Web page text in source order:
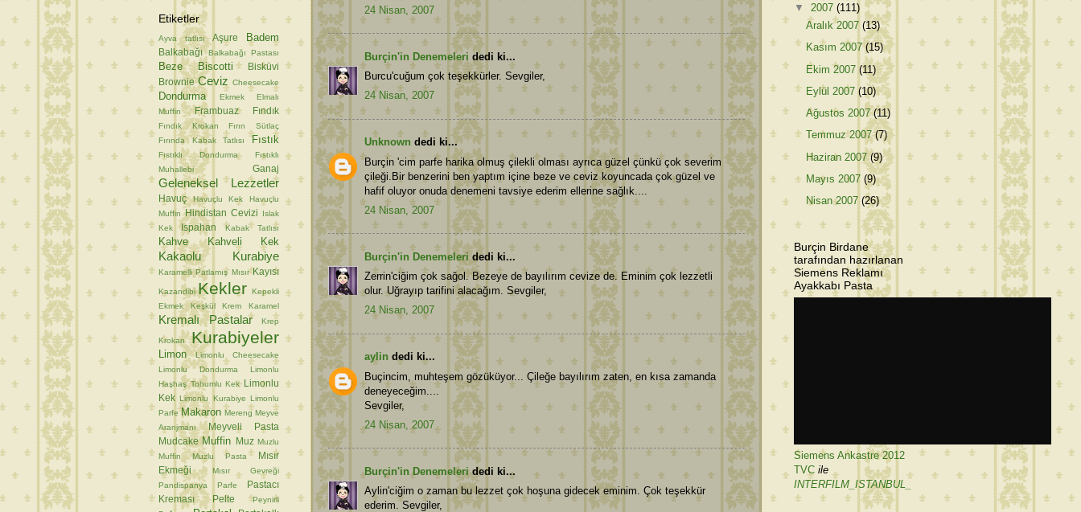
24 Nisan, 2007
Burçin'in Denemeleri dedi ki...
Burcu'cuğum çok teşekkürler. Sevgiler,
24 Nisan, 2007
Unknown dedi ki...
Burçin 'cim parfe harika olmuş çilekli olması ayrıca güzel çünkü çok severim
çileği.Bir benzerini ben yaptım içine beze ve ceviz koyuncada çok güzel ve
hafif oluyor onuda denemeni tavsiye ederim ellerine sağlık....
24 Nisan, 2007
Burçin'in Denemeleridedi ki...
Zerrin'ciğim çok sağol. Bezeye de bayılırım cevize de. Eminim çok lezzetli
olur. Uğrayıp tarifini alacağım. Sevgiler,
24 Nisan, 2007
aylin dedi ki...
Buçincim, muhteşem gözüküyor... Çileğe bayılırım zaten, en kısa zamanda
deneyeceğim....
Sevgiler,
24 Nisan, 2007
Burçin'in Denemeleridedi ki...
Aylin'ciğim o zaman bu lezzet çok hoşuna gidecek eminim. Çok teşekkür
ederim. Sevgiler,
Etiketler
Ayva tatlısı Aşure Badem
Balkabağı Balkabağı Pastası
Beze Biscotti
Bisküvi
Brownie Ceviz Cheesecake
Dondurma Ekmek
Elmalı
Muffin
Frambuaz Fındık
Fındık Krokan
Fırın Sütlaç
Fırında Kabak Tatlısı
Fıstık
Fıstıklı Dondurma
Fıstıklı
Muhallebi
Ganaj
Geleneksel Lezzetler
Havuç Havuçlu Kek
Havuçlu
Muffin Hindistan Cevizi
Islak
Kek
Ispahan Kabak Tatlısı
Kahve Kahveli Kek
Kakaolu Kurabiye
Karamelli Patlamış Mısır Kayısı
Kazandibi Kekler Kepekli
Ekmek
Keşkül Krem Karamel
Kremalı Pastalar Krep
Krokan Kurabiyeler
Limon
Limonlu Cheesecake
Limonlu Dondurma
Limonlu
Haşhaş Tohumlu Kek
Limonlu
Kek Limonlu Kurabiye Limonlu
Parfe Makaron Mereng Meyve
Aranjmanı
Meyveli Pasta
Mudcake Muffin Muz Muzlu
Muffin
Muzlu Pasta
Mısır
Ekmeği
Mısır Gevreği
Pandispanya
Parfe
Pastacı
Kreması
Pelte
Peynirli
▼ 2007 (111)
Aralık 2007(13)
Kasım 2007(15)
Ekim 2007(11)
Eylül 2007(10)
Ağustos 2007(11)
Temmuz 2007(7)
Haziran 2007(9)
Mayıs 2007(9)
Nisan 2007(26)
Burçin Birdane
tarafından hazırlanan
Siemens Reklamı
Ayakkabı Pasta
Siemens Ankastre 2012
TVC ile
INTERFILM_ISTANBUL_